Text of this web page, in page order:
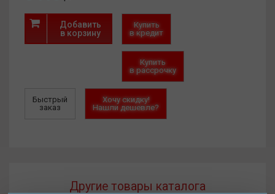
Добавить
в корзину
Купить
в кредит
Купить
в рассрочку
Быстрый
заказ
Хочу скидку!
Нашли дешевле?
Другие товары каталога